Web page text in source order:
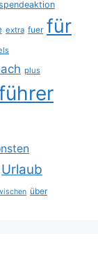
extra fuer für
plus
Urlaub
über